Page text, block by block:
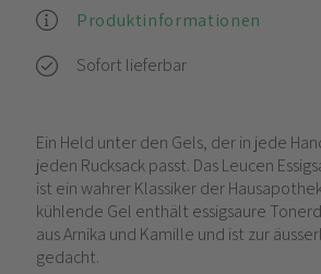
Produktinformationen
Sofort lieferbar
Ein Held unter den Gels, der in jede
jeden Rucksack passt. Das Leucen
ist ein wahrer Klassiker der
kühlende Gel enthält essigsaure
aus Arnika und Kamille und ist zur
gedacht.